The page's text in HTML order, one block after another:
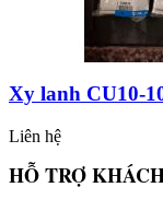
Xy lanh CU10-
Liên hệ
HỖ TRỢ